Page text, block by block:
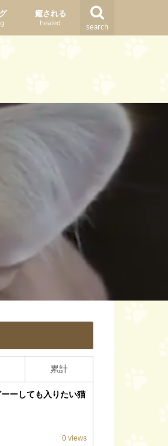
search
癒される
healed
累計
ーしても入りたい猫
0 views